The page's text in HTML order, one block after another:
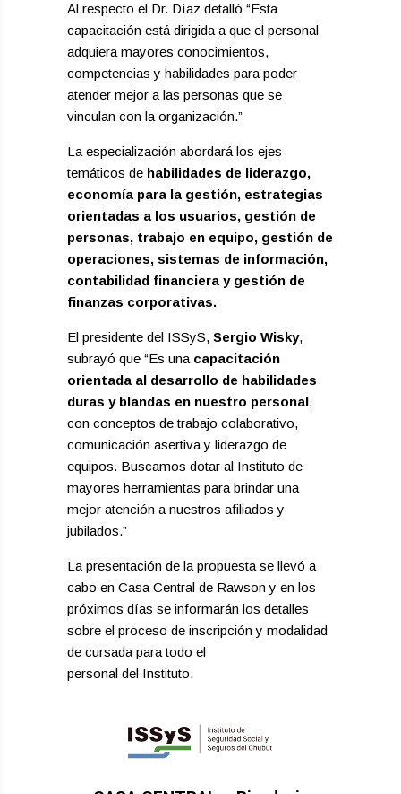
Al respecto el Dr. Díaz detalló “Esta
capacitación está dirigida a que el personal
adquiera mayores conocimientos,
competencias y habilidades para poder
atender mejor a las personas que se
vinculan con la organización.”
La especialización abordará los ejes
temáticos de habilidades de liderazgo,
economía para la gestión, estrategias
orientadas a los usuarios, gestión de
personas, trabajo en equipo, gestión de
operaciones, sistemas de información,
contabilidad financiera y gestión de
finanzas corporativas.
El presidente del ISSyS,Sergio Wisky,
subrayó que “Es una capacitación
orientada al desarrollo de habilidades
duras y blandas en nuestro personal,
con conceptos de trabajo colaborativo,
comunicación asertiva y liderazgo de
equipos. Buscamos dotar al Instituto de
mayores herramientas para brindar una
mejor atención a nuestros afiliados y
jubilados.”
La presentación de la propuesta se llevó a
cabo en Casa Central de Rawson y en los
próximos días se informarán los detalles
sobre el proceso de inscripción y modalidad
de cursada para todo el
personal del Instituto.